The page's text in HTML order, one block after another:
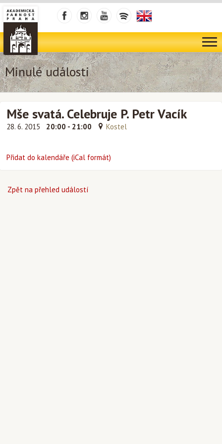
Minulé události
Mše svatá. Celebruje P. Petr Vacík
28. 6. 2015 20:00 - 21:00 Kostel
Přidat do kalendáře (iCal formát)
Zpět na přehled událostí